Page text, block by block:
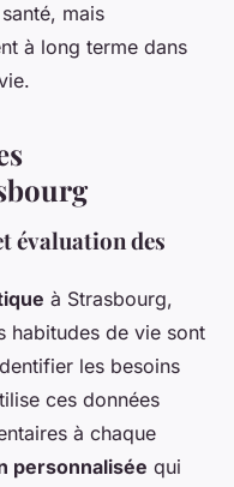
mais
à long terme dans
évaluation des
à Strasbourg,
habitudes de vie sont
les besoins
ces données
à chaque
personnalisée qui